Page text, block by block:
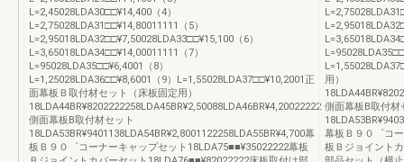
L=2,45028LDA30□□¥14,400（4）
L=2,75028LDA31□□¥14,80011111（5）
L=2,95018LDA32□□¥7,50028LDA33□□¥15,100（6）
L=3,65018LDA34□□¥14,00011111（7）
L=95028LDA35□□¥6,4001（8）
L=1,25028LDA36□□¥8,6001（9）L=1,55028LDA37□□¥10,2001正
面幕板Ｂ取付材セット（床板固定用）
18LDA44BR¥8202222258LDA45BR¥2,50088LDA46BR¥4,20022222
側面幕板B取付材セット
18LDA53BR¥9401138LDA54BR¥2,8001122258LDA55BR¥4,700幕
板Ｂ９０゜コーナーキャップセット18LDA75■■¥35022222幕板
用）
側面幕板B取付材
幕板Ｂ９０゜コ
板Ｂジョイント